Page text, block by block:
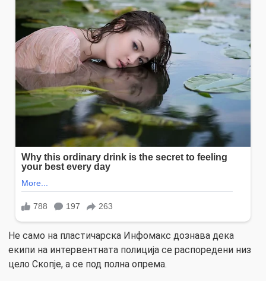
Не само на пластичарска Инфомакс дознава дека
екипи на интервентната полиција се распоредени низ
цело Скопје, а се под полна опрема.